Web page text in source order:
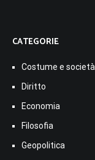
CATEGORIE
Costume e società
Diritto
Economia
Filosofia
Geopolitica